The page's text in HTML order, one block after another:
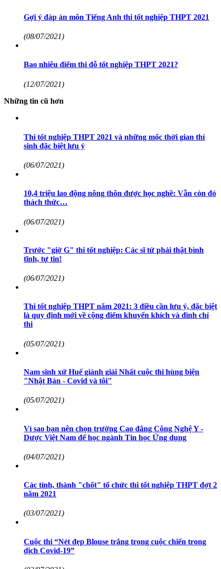
Gợi ý đáp án môn Tiếng Anh thi tốt nghiệp THPT 2021
(08/07/2021)
Bao nhiêu điểm thi đỗ tốt nghiệp THPT 2021?
(12/07/2021)
Những tin cũ hơn
Thi tốt nghiệp THPT 2021 và những mốc thời gian thí
sinh đặc biệt lưu ý
(06/07/2021)
10,4 triệu lao động nông thôn được học nghề: Vẫn còn đó
thách thức…
(06/07/2021)
Trước "giờ G" thi tốt nghiệp: Các sĩ tử phải thật bình
tĩnh, tự tin!
(06/07/2021)
Thi tốt nghiệp THPT năm 2021: 3 điều cần lưu ý, đặc biệt
là quy định mới về cộng điểm khuyến khích và đình chỉ
thi
(05/07/2021)
Nam sinh xứ Huế giành giải Nhất cuộc thi hùng biện
"Nhật Bản - Covid và tôi"
(05/07/2021)
Vì sao bạn nên chọn trường Cao đẳng Công Nghệ Y -
Dược Việt Nam để học ngành Tin học Ứng dụng
(04/07/2021)
Các tỉnh, thành "chốt" tổ chức thi tốt nghiệp THPT đợt 2
năm 2021
(03/07/2021)
Cuộc thi “Nét đẹp Blouse trắng trong cuộc chiến trong
dịch Covid-19”